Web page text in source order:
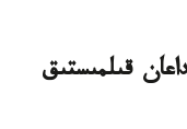
قىلمىستىق